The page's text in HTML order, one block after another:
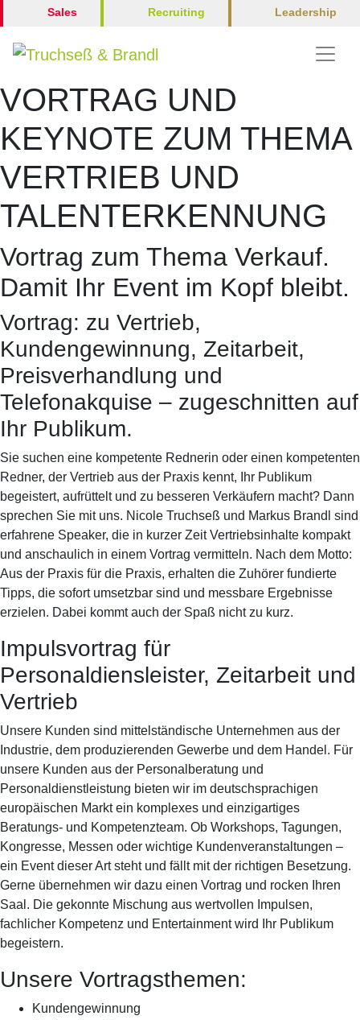
Sales Recruiting Leadership
VORTRAG UND
KEYNOTE ZUM THEMA
VERTRIEB UND
TALENTERKENNUNG
Vortrag zum Thema Verkauf.
Damit Ihr Event im Kopf bleibt.
Vortrag: zu Vertrieb,
Kundengewinnung, Zeitarbeit,
Preisverhandlung und
Telefonakquise – zugeschnitten auf
Ihr Publikum.
Sie suchen eine kompetente Rednerin oder einen kompetenten
Redner, der Vertrieb aus der Praxis kennt, Ihr Publikum
begeistert, aufrüttelt und zu besseren Verkäufern macht? Dann
sprechen Sie mit uns. Nicole Truchseß und Markus Brandl sind
erfahrene Speaker, die in kurzer Zeit Vertriebsinhalte kompakt
und anschaulich in einem Vortrag vermitteln. Nach dem Motto:
Aus der Praxis für die Praxis, erhalten die Zuhörer fundierte
Tipps, die sofort umsetzbar sind und messbare Ergebnisse
erzielen. Dabei kommt auch der Spaß nicht zu kurz.
Impulsvortrag für
Personaldiensleister, Zeitarbeit und
Vertrieb
Unsere Kunden sind mittelständische Unternehmen aus der
Industrie, dem produzierenden Gewerbe und dem Handel. Für
unsere Kunden aus der Personalberatung und
Personaldienstleistung bieten wir im deutschsprachigen
europäischen Markt ein komplexes und einzigartiges
Beratungs- und Kompetenzteam. Ob Workshops, Tagungen,
Kongresse, Messen oder wichtige Kundenveranstaltungen –
ein Event dieser Art steht und fällt mit der richtigen Besetzung.
Gerne übernehmen wir dazu einen Vortrag und rocken Ihren
Saal. Die gekonnte Mischung aus wertvollen Impulsen,
fachlicher Kompetenz und Entertainment wird Ihr Publikum
begeistern.
Unsere Vortragsthemen:
Kundengewinnung